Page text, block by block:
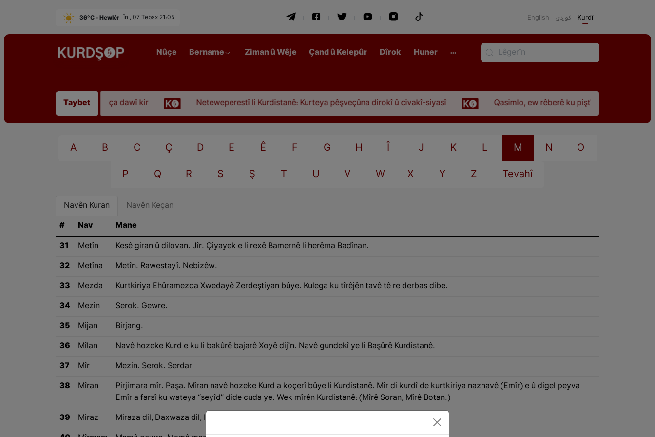
36°C - Hewlêr În , 07 Tebax 21:05 English كوردی Kurdî
Nûçe Bername Ziman û Wêje Çand û Kelepûr Dîrok Huner
Taybet
“Qadirê Sofyanî” koça dawî kir Neteweperestî li Kurdistanê: Kurteya pêşveçûna dirokî û civakî-siyasî Qasimlo, ew rêberê ku piştî 35 sal ji şehîdbûna
A B C Ç D E Ê F G H Î J K L M N O
P Q R S Ş T U V W X Y Z Tevahî
Navên Kuran Navên Keçan
# Nav Mane
31 Metîn Kesê giran û dilovan. Jîr. Çiyayek e li rexê Bamernê li herêma Badînan.
32 Metîna Metîn. Rawestayî. Nebizêw.
33 Mezda Kurtkiriya Ehûramezda Xwedayê Zerdeştiyan bûye. Kulega ku tîrêjên tavê tê re derbas dibe.
34 Mezin Serok. Gewre.
35 Mijan Birjang.
36 Mîlan Navê hozeke Kurd e ku li bakûrê bajarê Xoyê dijîn. Navê gundekî ye li Başûrê Kurdistanê.
37 Mîr Mezin. Serok. Serdar
38 Mîran
Pirjimara mîr. Paşa. Mîran navê hozeke Kurd a koçerî bûye li Kurdistanê. Mîr di kurdî de kurtkiriya naznavê (Emîr) e û digel peyva
Emîr a farsî ku wateya “seyîd” dide cuda ye. Wek mîrên Kurdistanê: (Mîrê Soran, Mîrê Botan.)
39 Miraz Miraza dil, Daxwaza dil, Hêvî